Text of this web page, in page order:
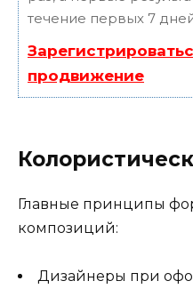
течение первых 7
продвижение
Главные принципы
композиций:
Дизайнеры при